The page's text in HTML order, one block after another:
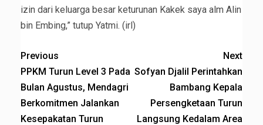
izin dari keluarga besar keturunan Kakek saya alm Alin
bin Embing,” tutup Yatmi. (irl)
Previous
PPKM Turun Level 3 Pada
Bulan Agustus, Mendagri
Berkomitmen Jalankan
Kesepakatan Turun
Next
Sofyan Djalil Perintahkan
Bambang Kepala
Persengketaan Turun
Langsung Kedalam Area